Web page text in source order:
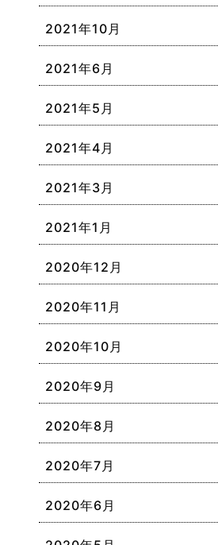
2021年10月
2021年6月
2021年5月
2021年4月
2021年3月
2021年1月
2020年12月
2020年11月
2020年10月
2020年9月
2020年8月
2020年7月
2020年6月